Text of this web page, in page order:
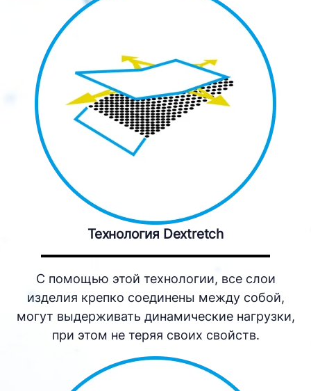
Технология Dextretch
С помощью этой технологии, все слои
изделия крепко соединены между собой,
могут выдерживать динамические нагрузки,
при этом не теряя своих свойств.